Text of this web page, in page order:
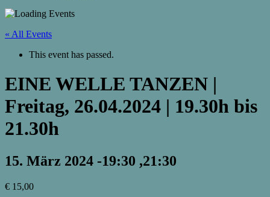
« All Events
This event has passed.
EINE WELLE TANZEN |
Freitag, 26.04.2024 | 19.30h bis
21.30h
15. März 2024 -19:30 ,21:30
€ 15,00